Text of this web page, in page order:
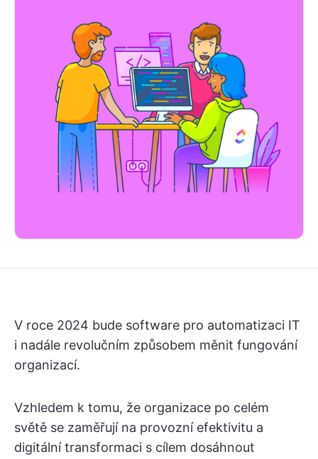
V roce 2024 bude software pro automatizaci IT
i nadále revolučním způsobem měnit fungování
organizací.
Vzhledem k tomu, že organizace po celém
světě se zaměřují na provozní efektivitu a
digitální transformaci s cílem dosáhnout